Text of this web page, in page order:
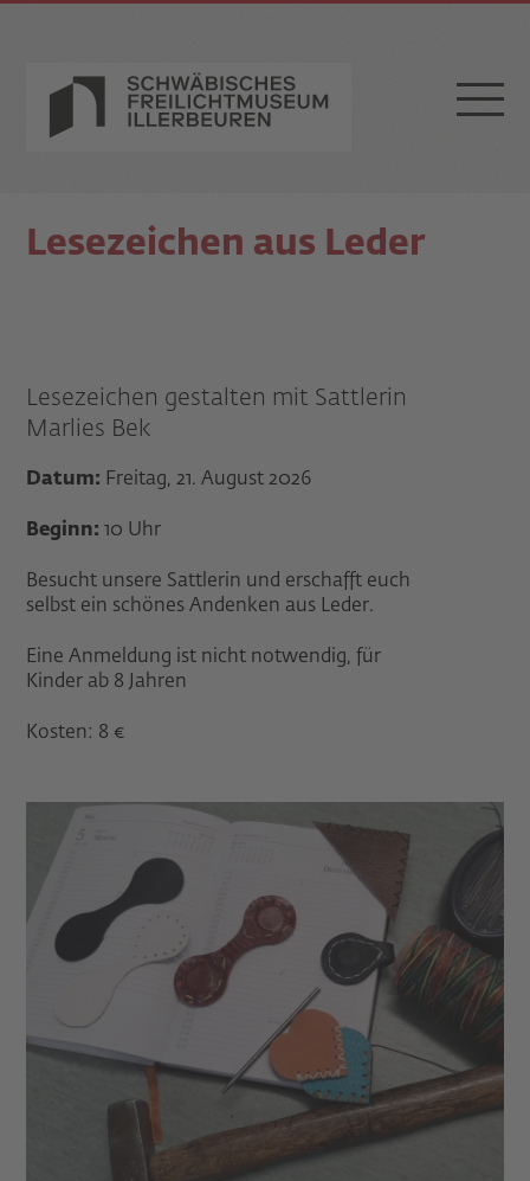
Lesezeichen aus Leder
Lesezeichen gestalten mit Sattlerin
Marlies Bek
Datum: Freitag, 21. August 2026
Beginn: 10 Uhr
Besucht unsere Sattlerin und erschafft euch
selbst ein schönes Andenken aus Leder.
Eine Anmeldung ist nicht notwendig, für
Kinder ab 8 Jahren
Kosten: 8 €